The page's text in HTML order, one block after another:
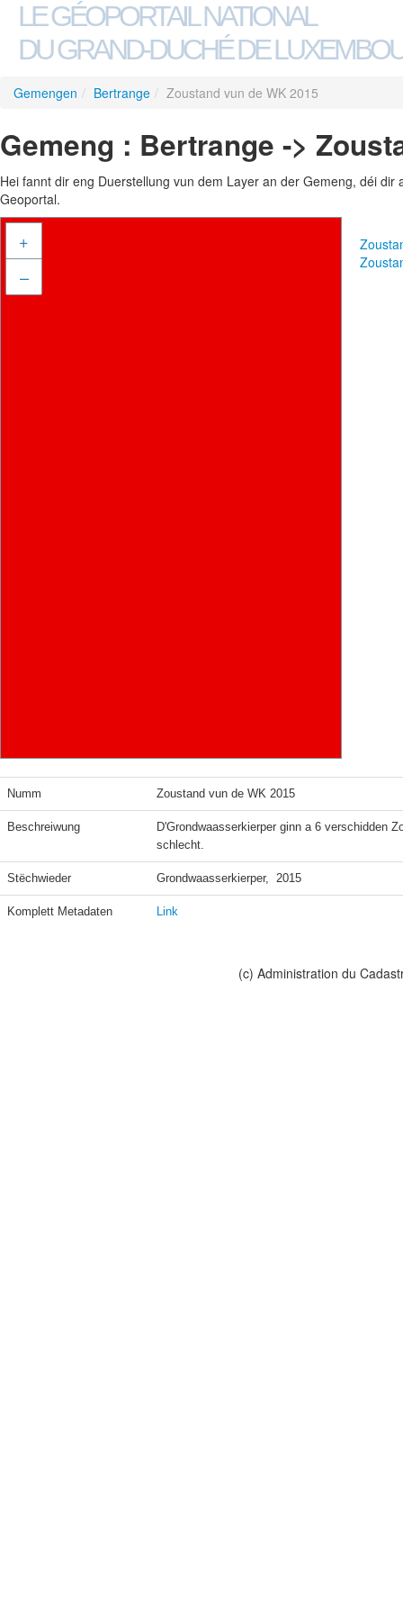
LE GÉOPORTAIL NATIONAL
DU GRAND-DUCHÉ DE
Gemengen / Bertrange / Zoustand vun de WK 2015
Gemeng : Bertrange ->
Hei fannt dir eng Duerstellung vun dem Layer an der Gemeng, déi
Geoportal.
+
–
Numm Zoustand vun de WK 2015
Beschreiwung
D'Grondwaasserkierper ginn a 6 verschidden
schlecht.
Stëchwieder Grondwaasserkierper,  2015
Komplett Metadaten Link
(c) Administration du